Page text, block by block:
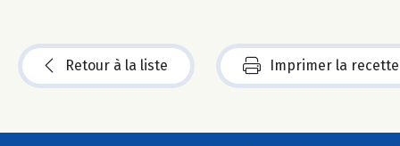
Retour à la liste Imprimer la recette